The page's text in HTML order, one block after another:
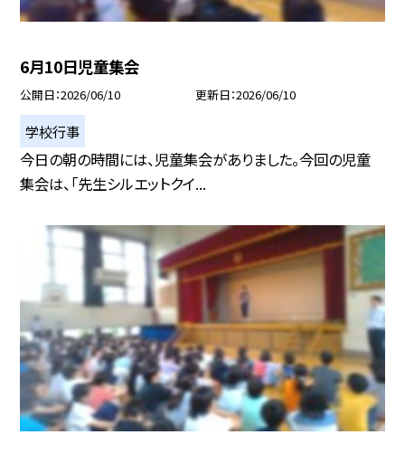
6月10日児童集会
公開日 2026/06/10 更新日 2026/06/10
学校行事
今日の朝の時間には、児童集会がありました。今回の児童
集会は、「先生シルエットクイ...